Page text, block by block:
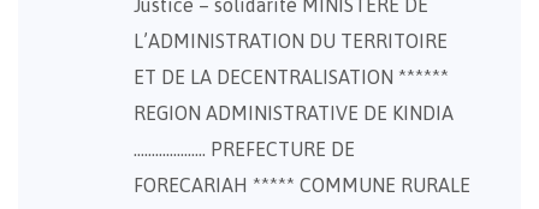
Justice – solidarité MINISTERE DE
L’ADMINISTRATION DU TERRITOIRE
ET DE LA DECENTRALISATION ******
REGION ADMINISTRATIVE DE KINDIA
……………….. PREFECTURE DE
FORECARIAH ***** COMMUNE RURALE